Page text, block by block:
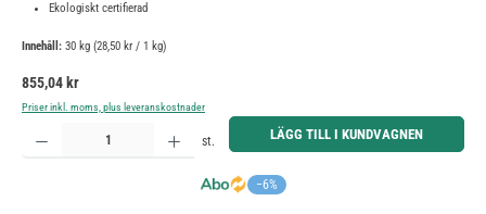
Ekologiskt certifierad
Innehåll: 30 kg (28,50 kr / 1 kg)
Ordinarie pris:
855,04 kr
Priser inkl. moms, plus leveranskostnader
−6%
Produktkvantitet: Ange önskat belopp eller använd knapparna för att öka eller minska kvantiteten.
st. LÄGG TILL I KUNDVAGNEN